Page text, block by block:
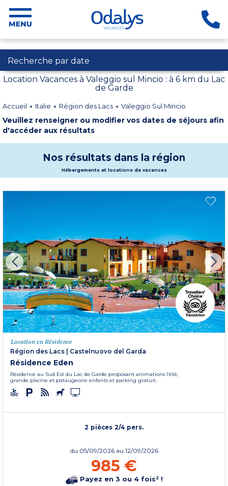
Recherche par date
Location Vacances à Valeggio sul Mincio : à 6 km du Lac
de Garde
Accueil Italie Région des Lacs Valeggio Sul Mincio
Veuillez renseigner ou modifier vos dates de séjours afin
d'accéder aux résultats
Nos résultats dans la région
Hébergements et locations de vacances
Location en Résidence
Région des Lacs
Castelnuovo del Garda
Résidence Eden
Résidence au Sud Est du Lac de Garde proposant animations l’été,
grande piscine et pataugeoire enfants et parking gratuit.
2 pièces 2/4 pers.
du 05/09/2026 au 12/09/2026
985 €
Payez en 3 ou 4 fois² !